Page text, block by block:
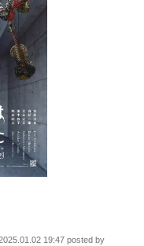
19:47 posted by